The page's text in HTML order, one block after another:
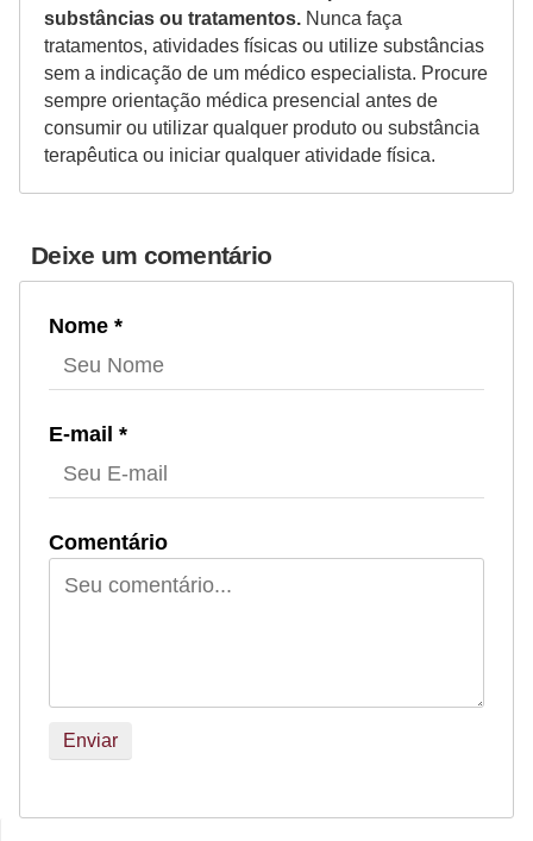
substâncias ou tratamentos. Nunca faça
tratamentos, atividades físicas ou utilize substâncias
sem a indicação de um médico especialista. Procure
sempre orientação médica presencial antes de
consumir ou utilizar qualquer produto ou substância
terapêutica ou iniciar qualquer atividade física.
Deixe um comentário
Nome *
E-mail *
Comentário